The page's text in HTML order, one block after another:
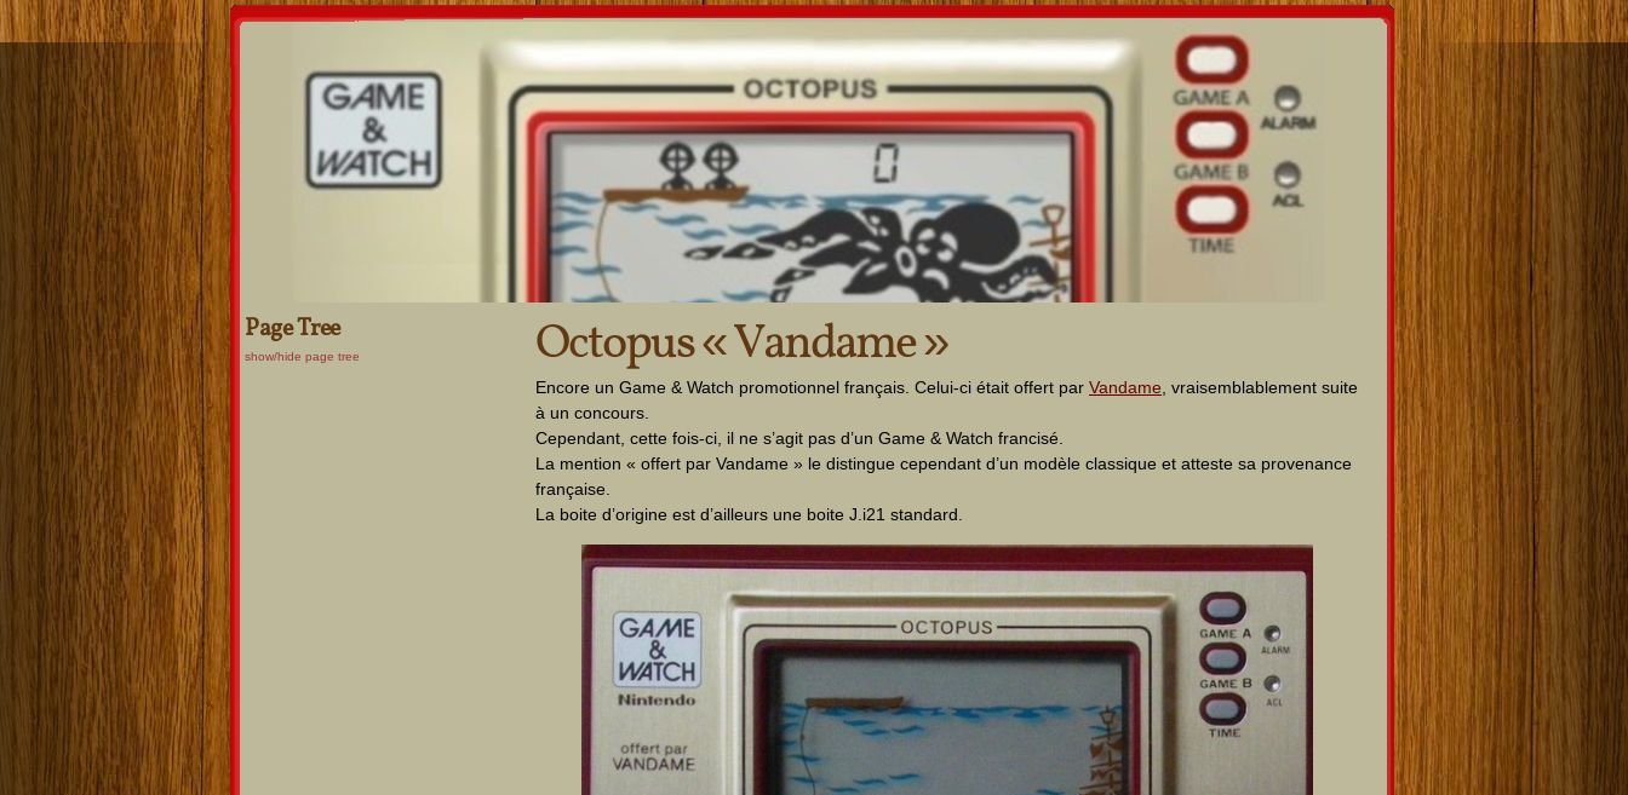
Octopus « Vandame »
Encore un Game & Watch promotionnel français. Celui-ci était offert par Vandame , vraisemblablement suite
à un concours.
Cependant, cette fois-ci, il ne s’agit pas d’un Game & Watch francisé.
La mention « offert par Vandame » le distingue cependant d’un modèle classique et atteste sa provenance
française.
La boite d’origine est d’ailleurs une boite J.i21 standard.
Page Tree
show/hide page tree